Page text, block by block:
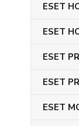
ESET
ESET
ESET
ESET
ESET